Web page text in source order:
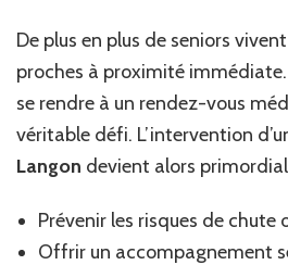
De plus en plus de seniors
proches à proximité immédiate.
se rendre à un rendez-vous
véritable défi. L’intervention
Langon devient alors
Prévenir les risques de chute
Offrir un accompagnement